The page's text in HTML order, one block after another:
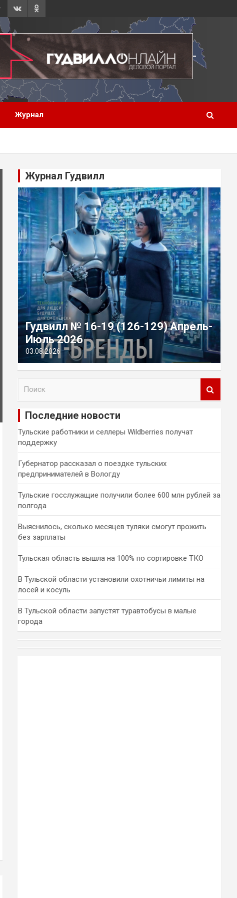
Журнал
Журнал Гудвилл
Гудвилл № 16-19 (126-129) Апрель-
Июль 2026
03.08.2026
и
Последние новости
Тульские работники и селлеры Wildberries получат
поддержку
Губернатор рассказал о поездке тульских
предпринимателей в Вологду
Тульские госслужащие получили более 600 млн рублей за
полгода
Выяснилось, сколько месяцев туляки смогут прожить
без зарплаты
Тульская область вышла на 100% по сортировке ТКО
В Тульской области установили охотничьи лимиты на
лосей и косуль
В Тульской области запустят туравтобусы в малые
города